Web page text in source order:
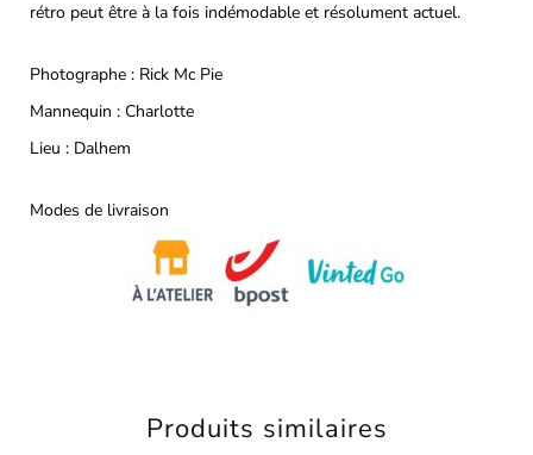
rétro peut être à la fois indémodable et résolument actuel.
Photographe : Rick Mc Pie
Mannequin : Charlotte
Lieu : Dalhem
Modes de livraison
Produits similaires